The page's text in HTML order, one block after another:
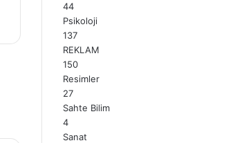
44
Psikoloji
137
REKLAM
150
Resimler
27
Sahte Bilim
4
Sanat